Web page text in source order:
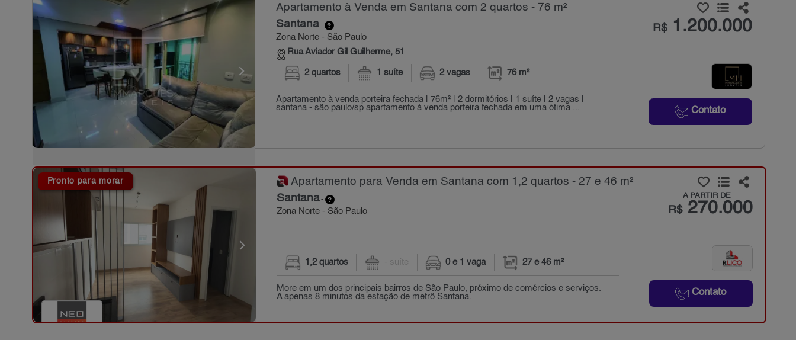
Apartamento à Venda em Santana com 2 quartos - 76 m²
Santana-
Zona Norte - São Paulo
Rua Aviador Gil Guilherme, 51
R$1.200.000
Contato
2 quartos 1 suíte 2 vagas 76 m²
Apartamento à venda porteira fechada | 76m² | 2 dormitórios | 1 suíte | 2 vagas |
santana - são paulo/sp apartamento à venda porteira fechada em uma ótima ...
Pronto para morar Apartamento para Venda em Santana com 1,2 quartos - 27 e 46 m²
Santana-
Zona Norte - São Paulo
A PARTIR DE
R$270.000
Contato
1,2 quartos - suíte 0 e 1 vaga 27 e 46 m²
More em um dos principais bairros de São Paulo, próximo de comércios e serviços.
A apenas 8 minutos da estação de metrô Santana.